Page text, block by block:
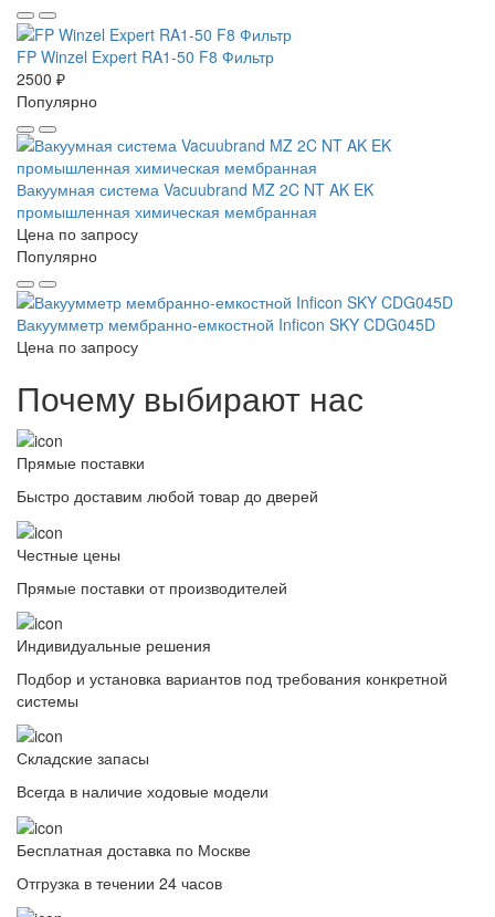
FP Winzel Expert RA1-50 F8 Фильтр
2500 ₽
Популярно
Вакуумная система Vacuubrand MZ 2C NT AK EK
промышленная химическая мембранная
Цена по запросу
Популярно
Вакуумметр мембранно-емкостной Inficon SKY CDG045D
Цена по запросу
Почему выбирают нас
Прямые поставки
Быстро доставим любой товар до дверей
Честные цены
Прямые поставки от производителей
Индивидуальные решения
Подбор и установка вариантов под требования конкретной
системы
Складские запасы
Всегда в наличие ходовые модели
Бесплатная доставка по Москве
Отгрузка в течении 24 часов